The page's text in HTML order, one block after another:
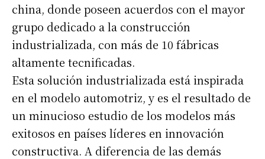
china, donde poseen acuerdos con el mayor
grupo dedicado a la construcción
industrializada, con más de 10 fábricas
altamente tecnificadas.
Esta solución industrializada está inspirada
en el modelo automotriz, y es el resultado de
un minucioso estudio de los modelos más
exitosos en países líderes en innovación
constructiva. A diferencia de las demás